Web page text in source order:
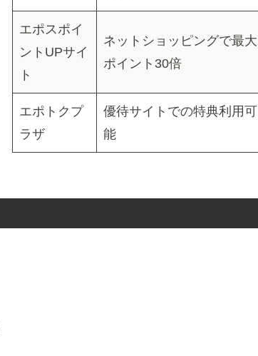
エポスポイ
ントUPサイ
ト
ネットショッピングで最大
ポイント30倍
エポトクプ
ラザ
優待サイトでの特典利用可
能